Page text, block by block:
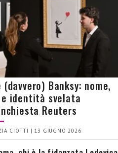
(davvero) Banksy: nome,
identità svelata
Reuters
CIOTTI | 13 GIUGNO 2026